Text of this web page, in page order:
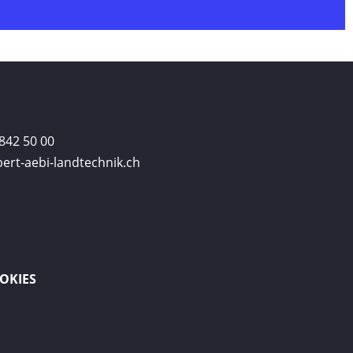
50 00
aebi-landtechnik.ch